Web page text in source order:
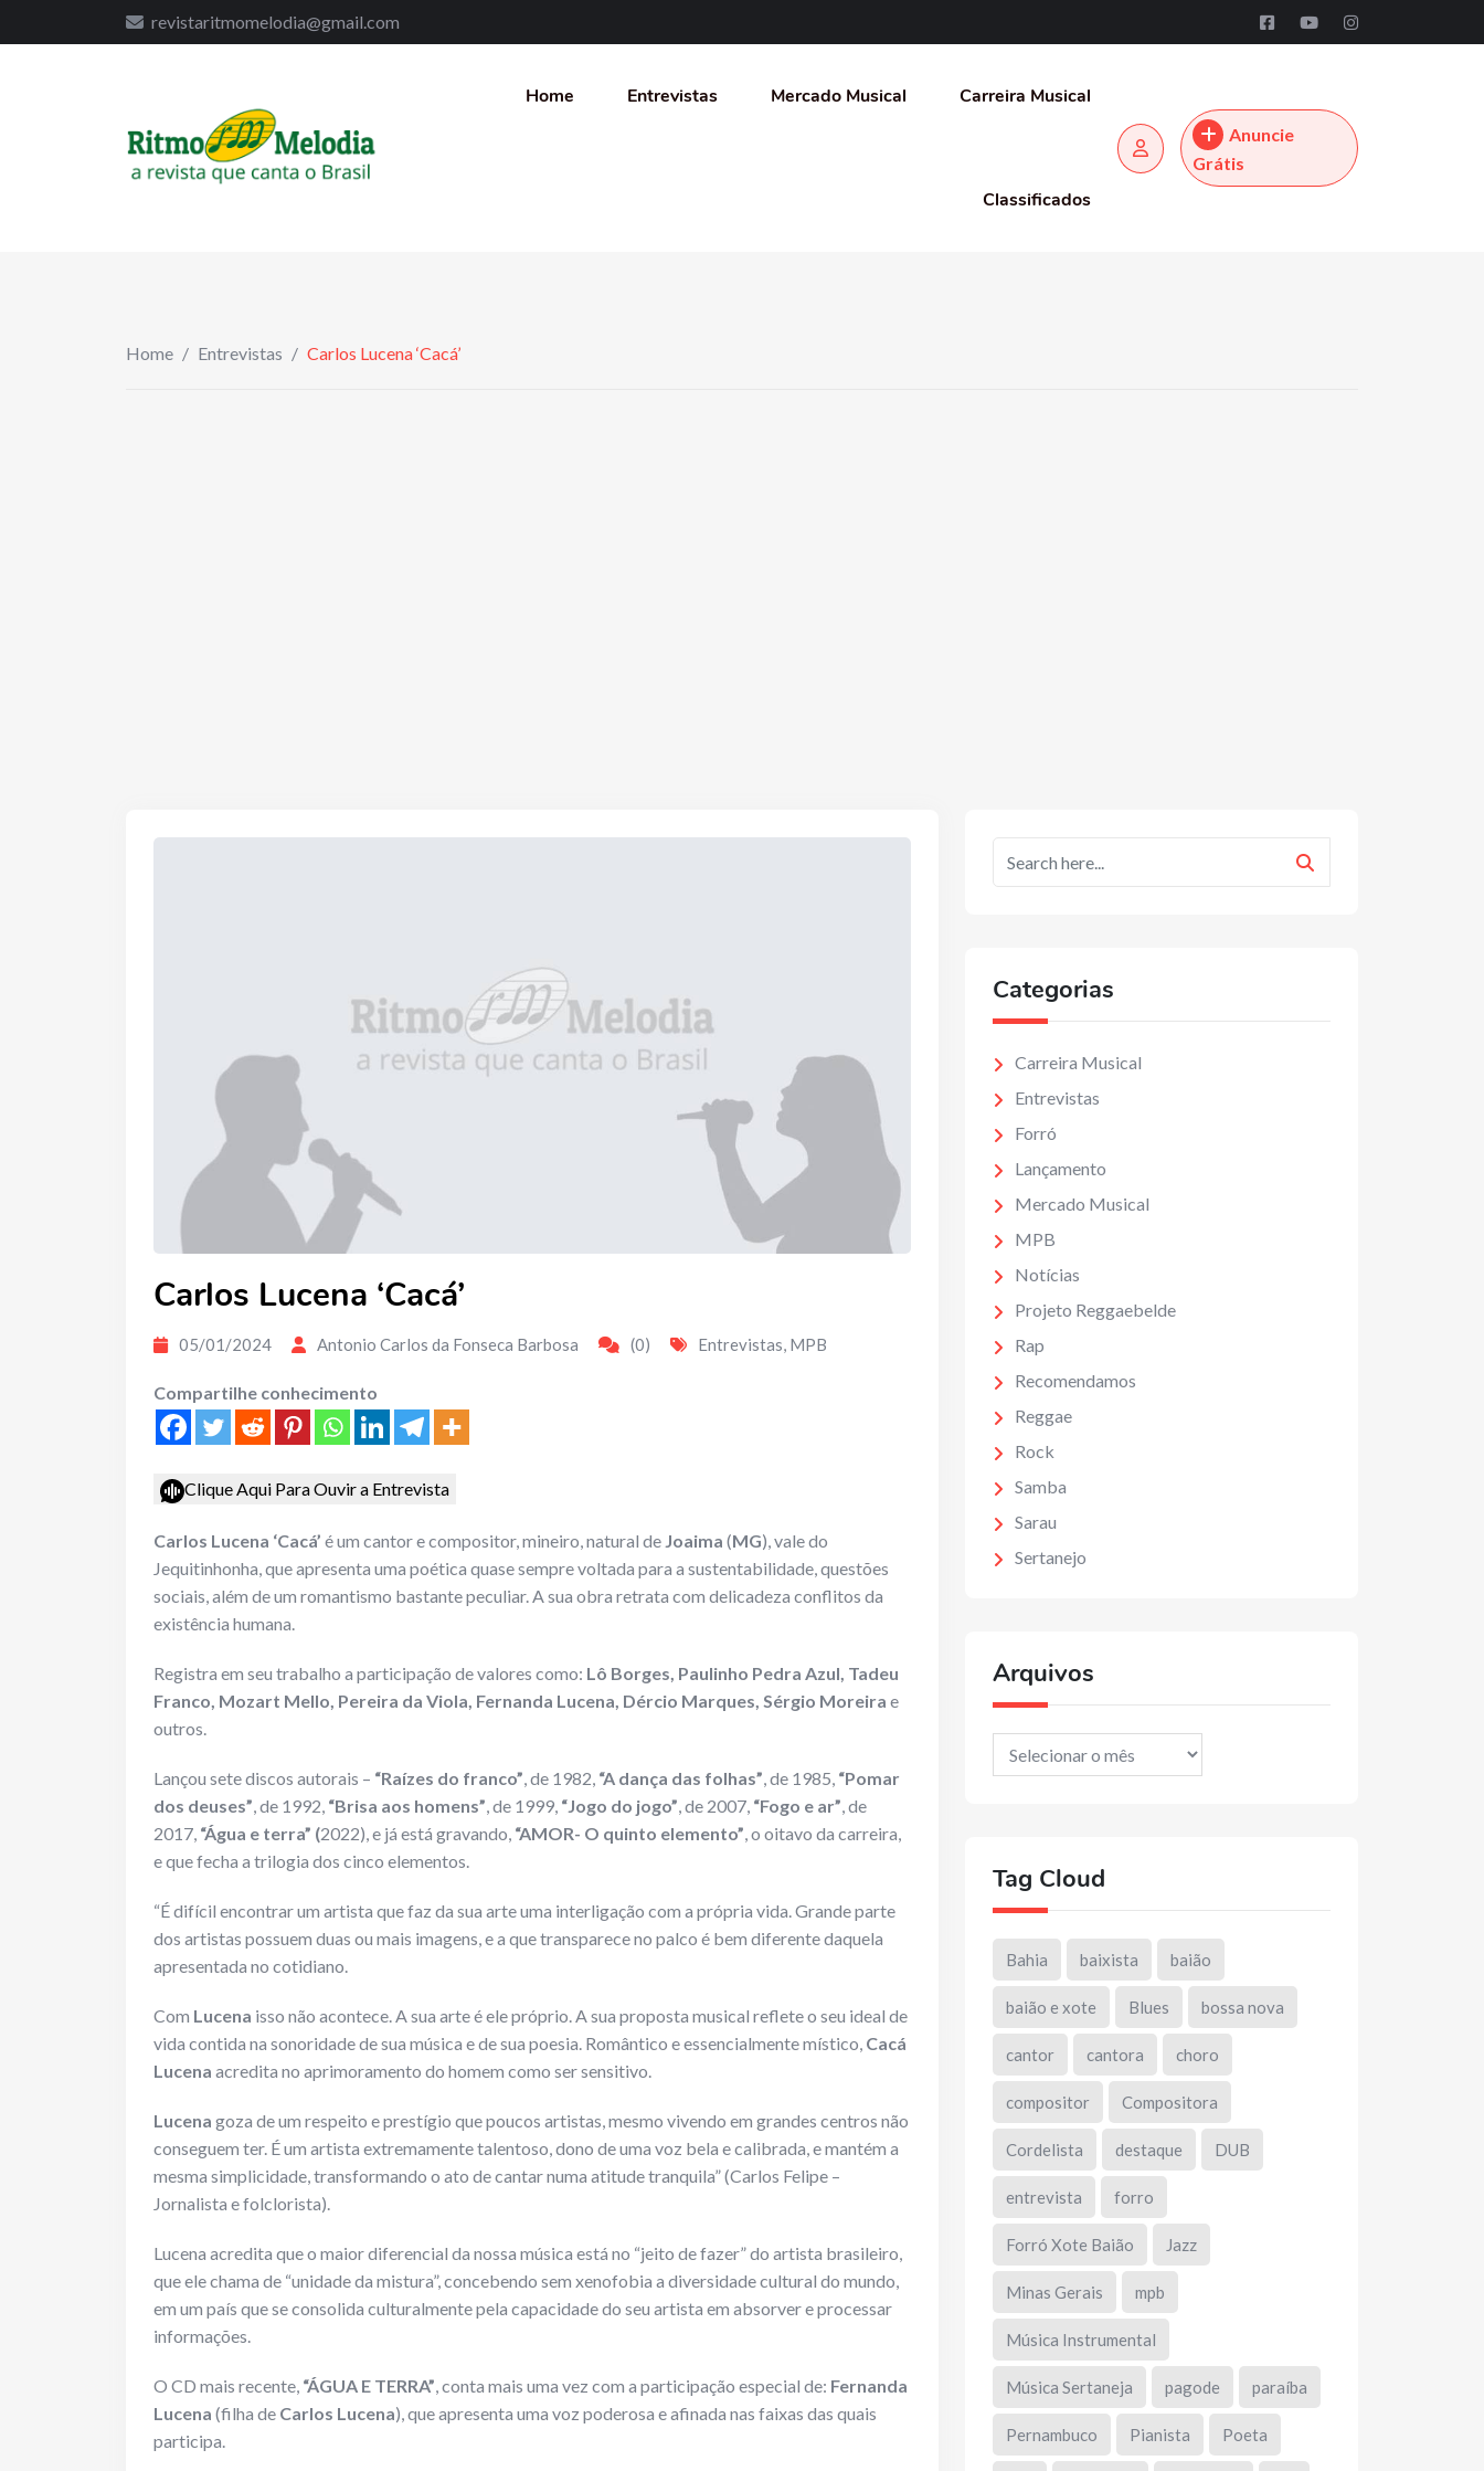
revistaritmomelodia@gmail.com
Home Entrevistas Mercado Musical Carreira Musical
Classificados
Anuncie
Grátis
Home / Entrevistas / Carlos Lucena ‘Cacá’
Carlos Lucena ‘Cacá’
05/01/2024 Antonio Carlos da Fonseca Barbosa (0) Entrevistas, MPB
Compartilhe conhecimento
Clique Aqui Para Ouvir a Entrevista
Carlos Lucena ‘Cacá’ é um cantor e compositor, mineiro, natural de Joaima (MG), vale do
Jequitinhonha, que apresenta uma poética quase sempre voltada para a sustentabilidade, questões
sociais, além de um romantismo bastante peculiar. A sua obra retrata com delicadeza conflitos da
existência humana.
Registra em seu trabalho a participação de valores como: Lô Borges, Paulinho Pedra Azul, Tadeu
Franco, Mozart Mello, Pereira da Viola, Fernanda Lucena, Dércio Marques, Sérgio Moreira e
outros.
Lançou sete discos autorais – “Raízes do franco”, de 1982, “A dança das folhas”, de 1985, “Pomar
dos deuses”, de 1992, “Brisa aos homens”, de 1999, “Jogo do jogo”, de 2007, “Fogo e ar”, de
2017, “Água e terra” (2022), e já está gravando, “AMOR- O quinto elemento”, o oitavo da carreira,
e que fecha a trilogia dos cinco elementos.
“É difícil encontrar um artista que faz da sua arte uma interligação com a própria vida. Grande parte
dos artistas possuem duas ou mais imagens, e a que transparece no palco é bem diferente daquela
apresentada no cotidiano.
Com Lucena isso não acontece. A sua arte é ele próprio. A sua proposta musical reflete o seu ideal de
vida contida na sonoridade de sua música e de sua poesia. Romântico e essencialmente místico, Cacá
Lucena acredita no aprimoramento do homem como ser sensitivo.
Lucena goza de um respeito e prestígio que poucos artistas, mesmo vivendo em grandes centros não
conseguem ter. É um artista extremamente talentoso, dono de uma voz bela e calibrada, e mantém a
mesma simplicidade, transformando o ato de cantar numa atitude tranquila” (Carlos Felipe –
Jornalista e folclorista).
Lucena acredita que o maior diferencial da nossa música está no “jeito de fazer” do artista brasileiro,
que ele chama de “unidade da mistura”, concebendo sem xenofobia a diversidade cultural do mundo,
em um país que se consolida culturalmente pela capacidade do seu artista em absorver e processar
informações.
O CD mais recente, “ÁGUA E TERRA”, conta mais uma vez com a participação especial de: Fernanda
Lucena (filha de Carlos Lucena), que apresenta uma voz poderosa e afinada nas faixas das quais
participa.
Categorias
Carreira Musical
Entrevistas
Forró
Lançamento
Mercado Musical
MPB
Notícias
Projeto Reggaebelde
Rap
Recomendamos
Reggae
Rock
Samba
Sarau
Sertanejo
Arquivos
Arquivos
Tag Cloud
Bahia baixista baião
baião e xote Blues bossa nova
cantor cantora choro
compositor Compositora
Cordelista destaque DUB
entrevista forro
Forró Xote Baião Jazz
Minas Gerais mpb
Música Instrumental
Música Sertaneja pagode paraíba
Pernambuco Pianista Poeta